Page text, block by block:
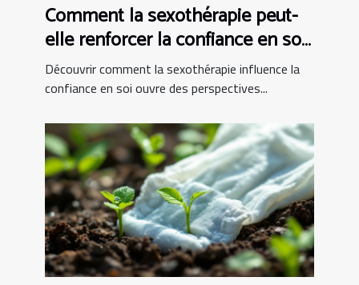
Comment la sexothérapie peut-
elle renforcer la confiance en soi
?
Découvrir comment la sexothérapie influence la
confiance en soi ouvre des perspectives...